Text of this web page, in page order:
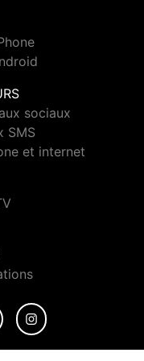
sociaux
SMS
et internet